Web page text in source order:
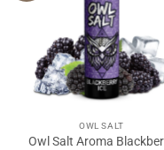
OWL SALT
Owl Salt Aroma